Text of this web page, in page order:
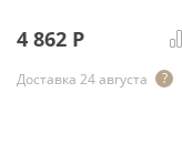
4 862 Р
Доставка 24 августа